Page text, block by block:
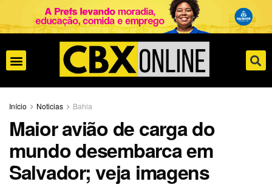
Início Noticias Bahia
Maior avião de carga do
mundo desembarca em
Salvador; veja imagens